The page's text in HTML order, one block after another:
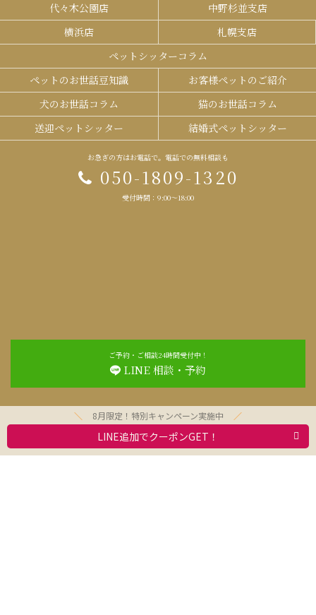
代々木公園店
中野杉並支店
横浜店
札幌支店
ペットシッターコラム
ペットのお世話豆知識
お客様ペットのご紹介
犬のお世話コラム
猫のお世話コラム
送迎ペットシッター
結婚式ペットシッター
お急ぎの方はお電話で。電話での無料相談も
050-1809-1320
受付時間：9:00～18:00
ご予約・ご相談24時間受付中！
LINE 相談・予約
8月限定！特別キャンペーン実施中
LINE追加でクーポンGET！